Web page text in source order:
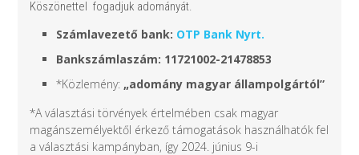
Köszönettel fogadjuk adományát.
Számlavezető bank: OTP Bank Nyrt.
Bankszámlaszám: 11721002-21478853
*Közlemény: „adomány magyar állampolgártól”
*A választási törvények értelmében csak magyar
magánszemélyektől érkező támogatások használhatók fel
a választási kampányban, így 2024. június 9-i